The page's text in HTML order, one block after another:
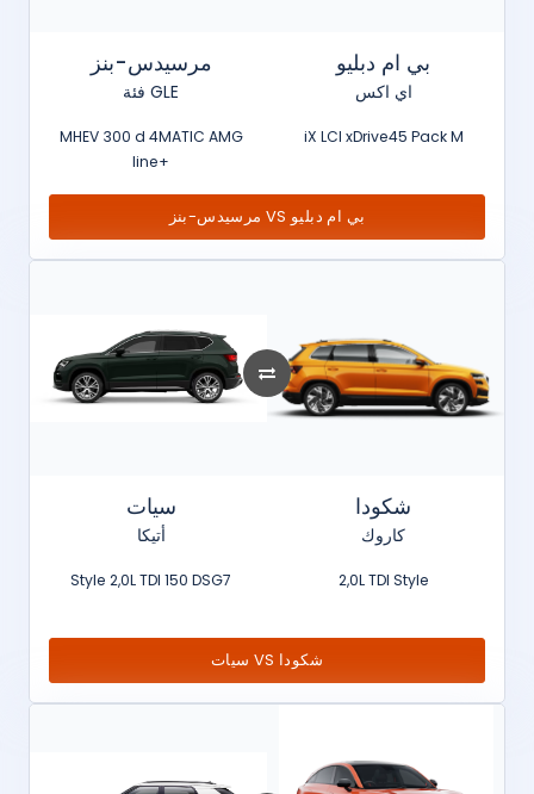
مرسيدس-بنز
فئة GLE
MHEV 300 d 4MATIC AMG
line+
بي ام دبليو
اي اكس
iX LCI xDrive45 Pack M
مرسيدس-بنز VS بي ام دبليو
سيات
أتيكا
Style 2,0L TDI 150 DSG7
شكودا
كاروك
2,0L TDI Style
سيات VS شكودا